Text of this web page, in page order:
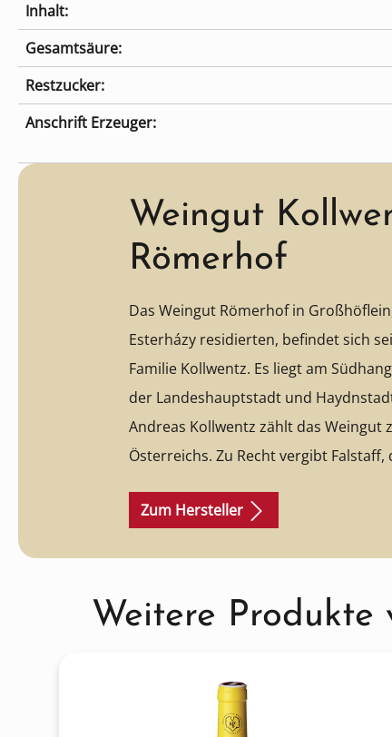
Inhalt:
Gesamtsäure:
Restzucker:
Anschrift Erzeuger:
Weingut
Römerhof
Das Weingut Römerhof in
Esterházy residierten, befindet sich
Familie Kollwentz. Es liegt am
der Landeshauptstadt und
Andreas Kollwentz zählt das Weingut
Österreichs. Zu Recht vergibt
Kollwentz: „Das macht die wirklich
Austria’s most celebrated wines.”
sowohl weiß als auch rot!
Zum Hersteller
Produktgalerie überspringen
Weitere Produkte